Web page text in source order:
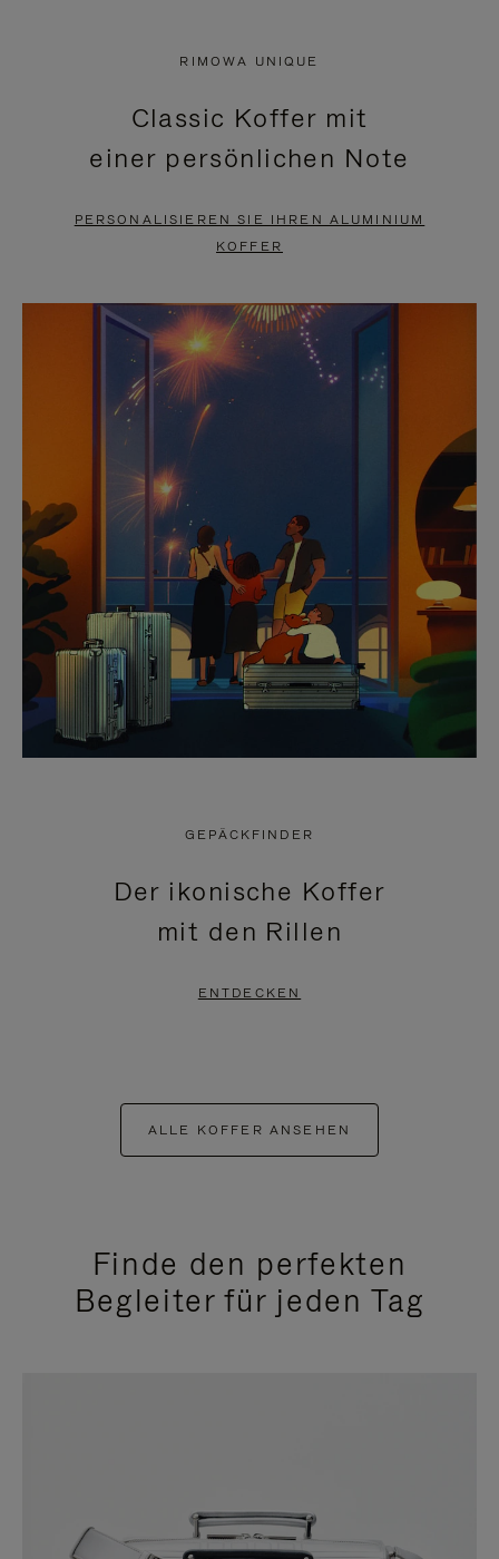
PAUSIERT,
BITTE
DRÜCKEN
ANZUHALTEN
KLICKEN
SIE
ZUM
AUFHEBEN
STUMMSCHALTUNG
RIMOWA UNIQUE
Classic Koffer mit
einer persönlichen Note
PERSONALISIEREN SIE IHREN ALUMINIUM
KOFFER
GEPÄCKFINDER
Der ikonische Koffer
mit den Rillen
ENTDECKEN
ALLE KOFFER ANSEHEN
Finde den perfekten
Begleiter für jeden Tag